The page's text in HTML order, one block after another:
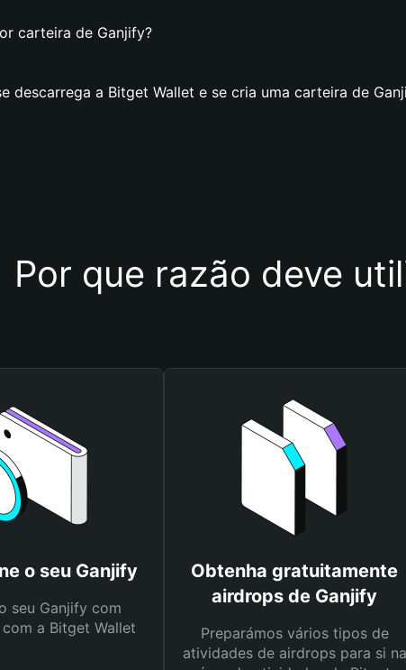
carteira de Ganjify?
descarrega a Bitget Wallet e se cria uma carteira de
Por que razão deve
o seu Ganjify
seu Ganjify com
a Bitget Wallet
Obtenha gratuitamente
airdrops de Ganjify
Preparámos vários tipos de
atividades de airdrops para si na